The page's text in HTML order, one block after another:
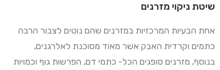
שיטת ניקוי מזרנים
אחת הבעיות המרכזיות במזרנים שהם נוטים לצבור הרבה
כתמים וקרדית האבק אשר מאוד מסוכנת לאלרגנים,
בנוסף, מזרנים סופגים הכל- כתמי דם, הפרשות גוף וכמויות